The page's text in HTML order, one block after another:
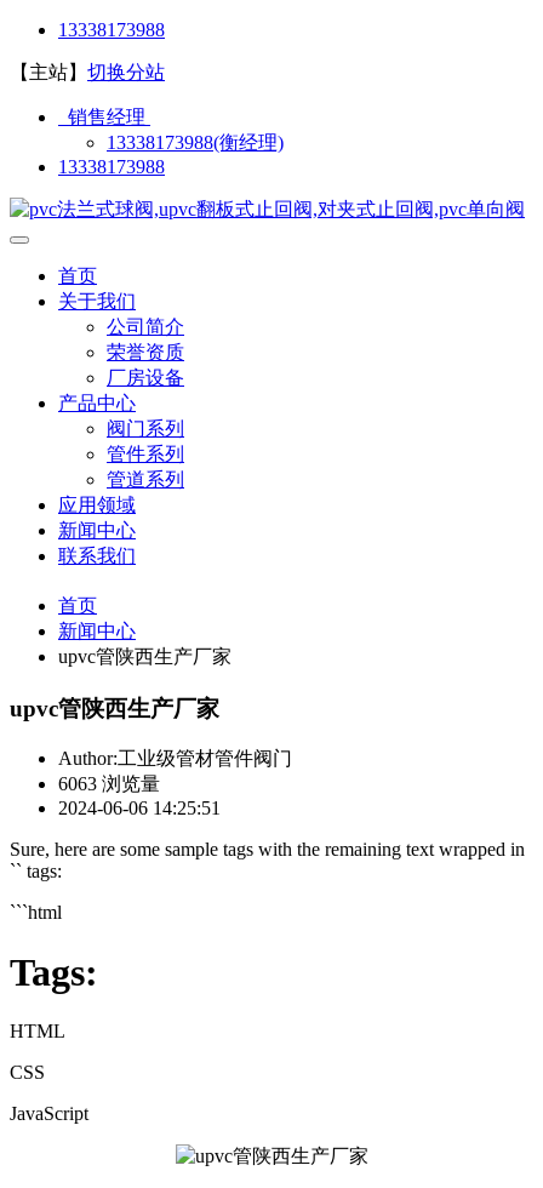
13338173988
【主站】 切换分站
销售经理
13338173988(衡经理)
13338173988
首页
关于我们
公司简介
荣誉资质
厂房设备
产品中心
阀门系列
管件系列
管道系列
应用领域
新闻中心
联系我们
首页
新闻中心
upvc管陕西生产厂家
upvc管陕西生产厂家
Author:工业级管材管件阀门
6063 浏览量
2024-06-06 14:25:51
Sure, here are some sample tags with the remaining text wrapped in
`` tags:
```html
Tags:
HTML
CSS
JavaScript